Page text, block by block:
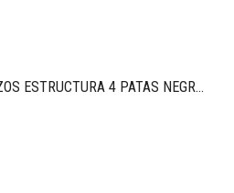
SILLA MOD. WHASS, BRAZOS ESTRUCTURA 4 PATAS NEGRA, CARCASA NEGRA, ASIENTO TAPIZADO T27 VISON